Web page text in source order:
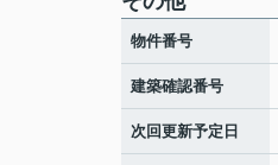
物件番号
建築確認番号
次回更新予定日